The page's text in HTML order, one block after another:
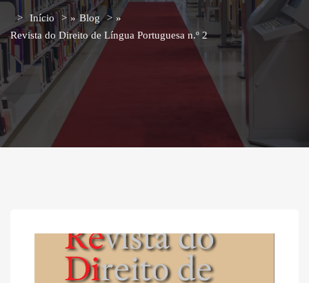
Início » Blog
»
Revista do Direito de Língua Portuguesa n.º 2